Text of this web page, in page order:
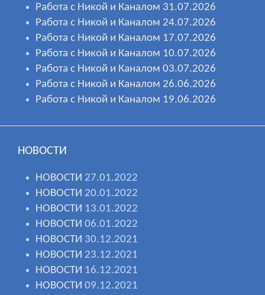
Работа с Никой и Каналом 31.07.2026
Работа с Никой и Каналом 24.07.2026
Работа с Никой и Каналом 17.07.2026
Работа с Никой и Каналом 10.07.2026
Работа с Никой и Каналом 03.07.2026
Работа с Никой и Каналом 26.06.2026
Работа с Никой и Каналом 19.06.2026
НОВОСТИ
НОВОСТИ 27.01.2022
НОВОСТИ 20.01.2022
НОВОСТИ 13.01.2022
НОВОСТИ 06.01.2022
НОВОСТИ 30.12.2021
НОВОСТИ 23.12.2021
НОВОСТИ 16.12.2021
НОВОСТИ 09.12.2021